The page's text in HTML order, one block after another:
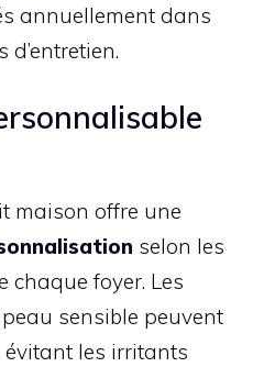
annuellement dans
maison offre une
selon les
chaque foyer. Les
sensible peuvent
les irritants